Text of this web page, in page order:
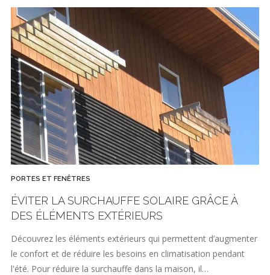
PORTES ET FENÊTRES
ÉVITER LA SURCHAUFFE SOLAIRE GRÂCE À
DES ÉLÉMENTS EXTÉRIEURS
Découvrez les éléments extérieurs qui permettent d’augmenter
le confort et de réduire les besoins en climatisation pendant
l'été. Pour réduire la surchauffe dans la maison, il…